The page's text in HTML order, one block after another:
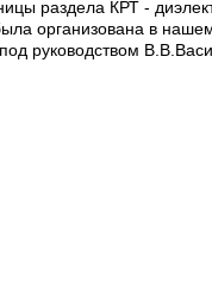
раздела КРТ -
организована в
руководством